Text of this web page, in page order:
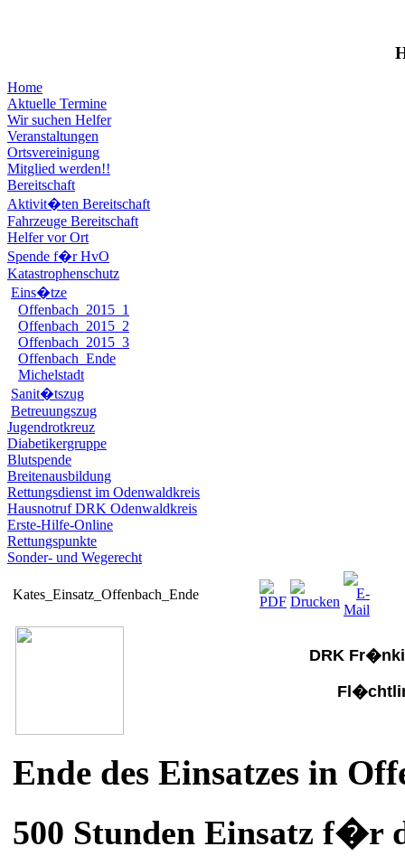
Home
Aktuelle Termine
Wir suchen Helfer
Veranstaltungen
Ortsvereinigung
Mitglied werden!!
Bereitschaft
Aktivit�ten Bereitschaft
Fahrzeuge Bereitschaft
Helfer vor Ort
Spende f�r HvO
Katastrophenschutz
Eins�tze
Offenbach_2015_1
Offenbach_2015_2
Offenbach_2015_3
Offenbach_Ende
Michelstadt
Sanit�tszug
Betreuungszug
Jugendrotkreuz
Diabetikergruppe
Blutspende
Breitenausbildung
Rettungsdienst im Odenwaldkreis
Hausnotruf DRK Odenwaldkreis
Erste-Hilfe-Online
Rettungspunkte
Sonder- und Wegerecht
Kates_Einsatz_Offenbach_Ende
DRK
Ende des Einsatzes in
500 Stunden